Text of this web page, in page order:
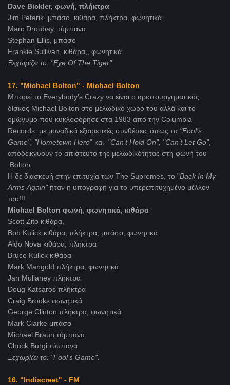
Dave Bickler, φωνή, πλήκτρα
Jim Peterik, μπάσο, κιθάρα, πλήκτρα, φωνητικά
Marc Droubay, τύμπανα
Stephan Ellis, μπάσο
Frankie Sullivan, κιθάρα,, φωνητικά
Ξεχωρίζει το: "Eye Of The Tiger"
17. "Michael Bolton" - Michael Bolton
Μπορεί το Everybody’s Crazy να είναι ο αριστουργηματικός
δίσκος Michael Bolton στο μελωδικό χώρο του αλλά και το
ομώνυμο που κυκλοφόρησε στα 1983 από την Columbia
Records με μοναδικά εξαιρετικές συνθέσεις όπως τα "Fool’s
Game", "Hometown Hero" και "Can’t Hold On", "Can’t Let Go",
αποδεικνύουν το απίστευτο της μελωδικότητας στη φωνή του
Bolton.
Η δε διασκευή στην επιτυχία των The Supremes, το "Back In My
Arms Again"ήταν η υπογραφή για το υπερεπιτυχημένο μέλλον
του!!!
Michael Bolton φωνή, φωνητικά, κιθάρα
Scott Zito κιθάρα,
Bob Kulick κιθάρα, πλήκτρα, μπάσο, φωνητικά
Aldo Nova κιθάρα, πλήκτρα
Bruce Kulick κιθάρα
Mark Mangold πλήκτρα, φωνητικά
Jan Mullaney πλήκτρα
Doug Katsaros πλήκτρα
Craig Brooks φωνητικά
George Clinton πλήκτρα, φωνητικά
Mark Clarke μπάσο
Michael Braun τύμπανα
Chuck Burgi τύμπανα
Ξεχωρίζει το: "Fool’s Game".
16. "Indiscreet" - FM